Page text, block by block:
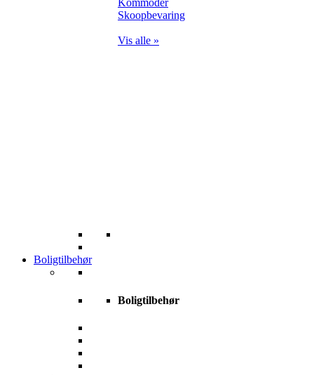
Kommoder
Skoopbevaring
Vis alle »
Boligtilbehør
Boligtilbehør